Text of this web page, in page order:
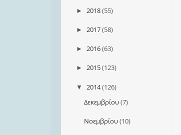
► 2018(55)
► 2017(58)
► 2016(63)
► 2015(123)
▼ 2014(126)
Δεκεμβρίου(7)
Νοεμβρίου(10)